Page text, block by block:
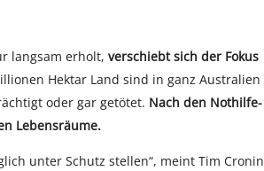
langsam erholt, verschiebt sich der Fokus
Hektar Land sind in ganz Australien
oder gar getötet. Nach den Nothilfe-
Lebensräume.
unter Schutz stellen“, meint Tim Cronin